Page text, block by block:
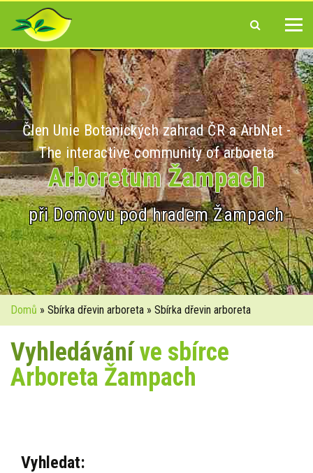
Člen Unie Botanických zahrad ČR a ArbNet -
The interactive community of arboreta
Arboretum Žampach
při Domovu pod hradem Žampach
Domů » Sbírka dřevin arboreta » Sbírka dřevin arboreta
Vyhledáváníve sbírce
Arboreta Žampach
Vyhledat: